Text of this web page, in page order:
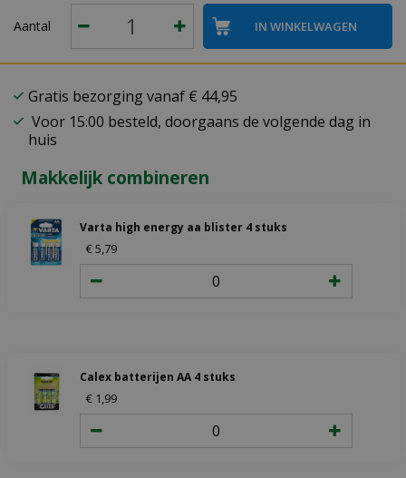
Aantal
Gratis bezorging vanaf € 44,95
Voor 15:00 besteld, doorgaans de volgende dag in
huis
Makkelijk combineren
Varta high energy aa blister 4 stuks
€5,79
Calex batterijen AA 4 stuks
€ 1,99